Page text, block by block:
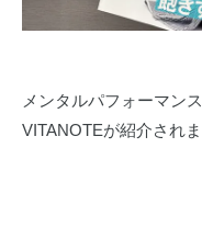
メンタルパフォーマン
VITANOTEが紹介されま